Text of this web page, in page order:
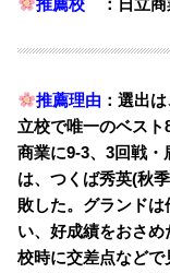
推薦校 ：日立
推薦理由 ：選出
立校で唯一のベス
商業に9-3、3回戦
は、つくば秀英(秋
敗した。グランド
い、好成績をおさ
校時に交差点など